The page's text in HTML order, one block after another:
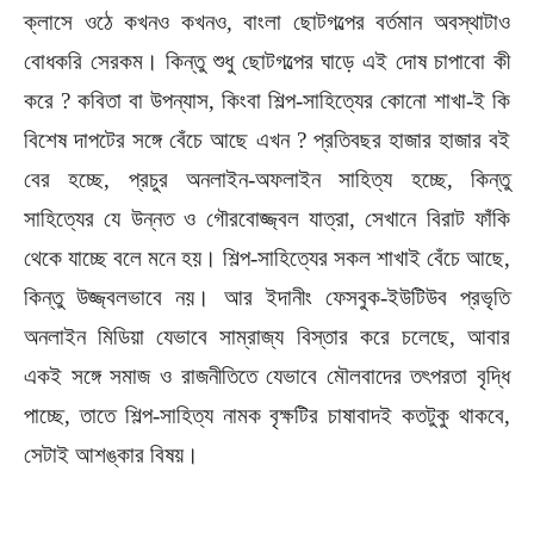
ক্লাসে ওঠে কখনও কখনও, বাংলা ছোটগল্পের বর্তমান অবস্থাটাও
বোধকরি সেরকম। কিন্তু শুধু ছোটগল্পের ঘাড়ে এই দোষ চাপাবো কী
করে ? কবিতা বা উপন্যাস, কিংবা শিল্প-সাহিত্যের কোনো শাখা-ই কি
বিশেষ দাপটের সঙ্গে বেঁচে আছে এখন ? প্রতিবছর হাজার হাজার বই
বের হচ্ছে, প্রচুর অনলাইন-অফলাইন সাহিত্য হচ্ছে, কিন্তু
সাহিত্যের যে উন্নত ও গৌরবোজ্জ্বল যাত্রা, সেখানে বিরাট ফাঁকি
থেকে যাচ্ছে বলে মনে হয়। শিল্প-সাহিত্যের সকল শাখাই বেঁচে আছে,
কিন্তু উজ্জ্বলভাবে নয়। আর ইদানীং ফেসবুক-ইউটিউব প্রভৃতি
অনলাইন মিডিয়া যেভাবে সাম্রাজ্য বিস্তার করে চলেছে, আবার
একই সঙ্গে সমাজ ও রাজনীতিতে যেভাবে মৌলবাদের তৎপরতা বৃদ্ধি
পাচ্ছে, তাতে শিল্প-সাহিত্য নামক বৃক্ষটির চাষাবাদই কতটুকু থাকবে,
সেটাই আশঙ্কার বিষয়।